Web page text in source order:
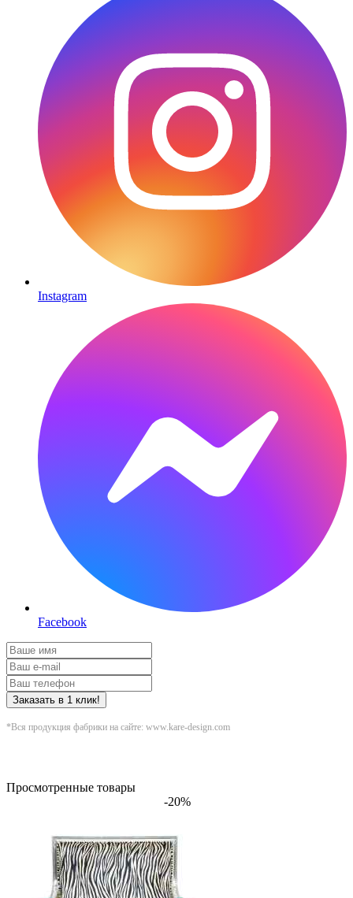
Instagram
Facebook
Заказать в 1 клик!
*Вся продукция фабрики на сайте: www.kare-design.com
Просмотренные товары
-20%